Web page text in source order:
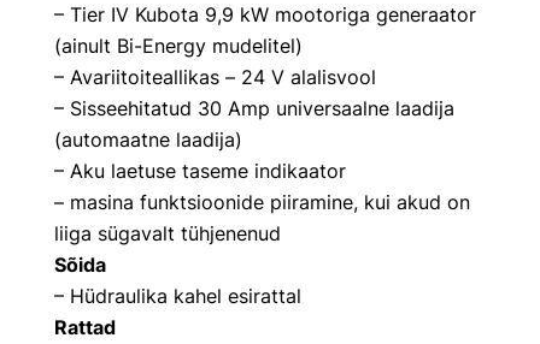
– Tier IV Kubota 9,9 kW mootoriga generaator
(ainult Bi-Energy mudelitel)
– Avariitoiteallikas – 24 V alalisvool
– Sisseehitatud 30 Amp universaalne laadija
(automaatne laadija)
– Aku laetuse taseme indikaator
– masina funktsioonide piiramine, kui akud on
liiga sügavalt tühjenenud
Sõida
– Hüdraulika kahel esirattal
Rattad